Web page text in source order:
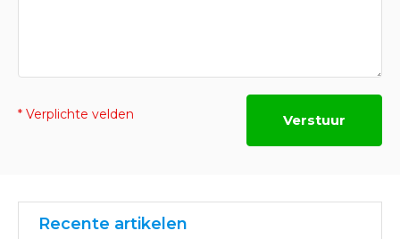
* Verplichte velden Verstuur
Recente artikelen